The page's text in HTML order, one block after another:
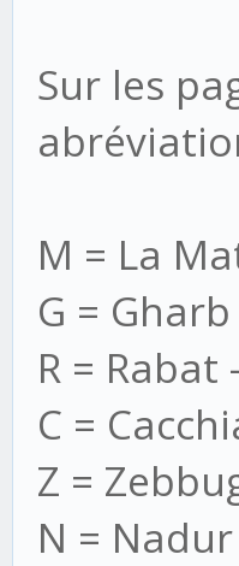
Sur les
M = La
G = Gharb
R = Rabat
C =
Z =
N = Nadur